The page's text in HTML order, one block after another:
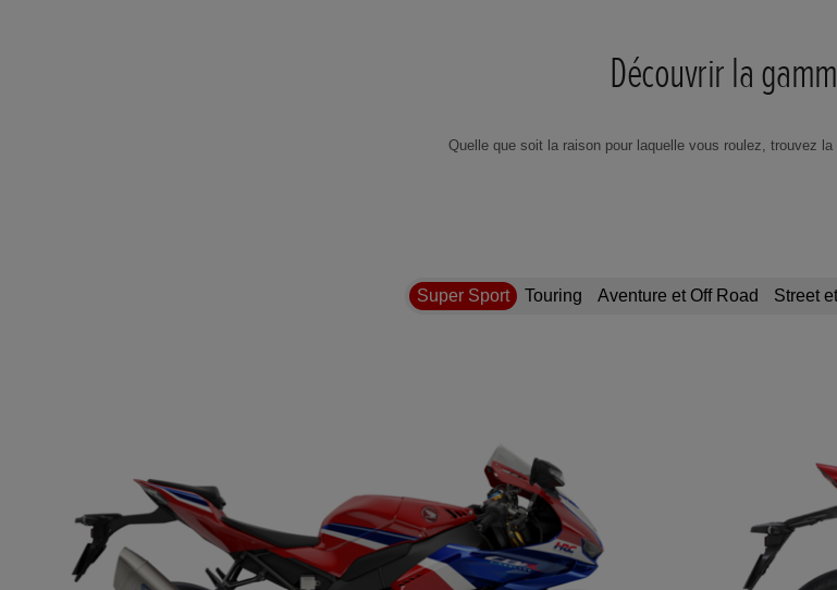
Découvrir la
Quelle que soit la raison pour laquelle vous roulez, trouvez
Super Sport Touring Aventure et Off Road Street